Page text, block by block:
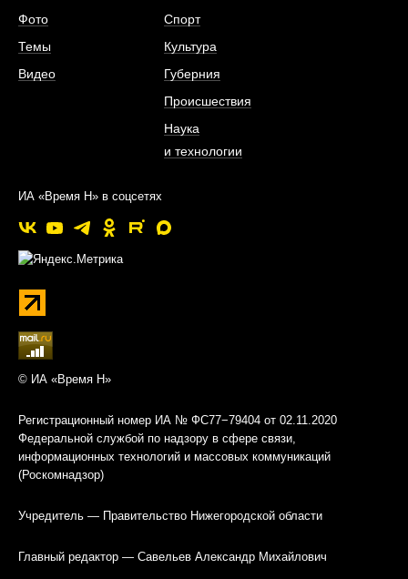
Фото
Темы
Видео
Спорт
Культура
Губерния
Происшествия
Наука
и технологии
ИА «Время Н» в соцсетях
© ИА «Время Н»
Регистрационный номер ИА № ФС77−79404 от 02.11.2020
Федеральной службой по надзору в сфере связи,
информационных технологий и массовых коммуникаций
(Роскомнадзор)
Учредитель — Правительство Нижегородской области
Главный редактор — Савельев Александр Михайлович